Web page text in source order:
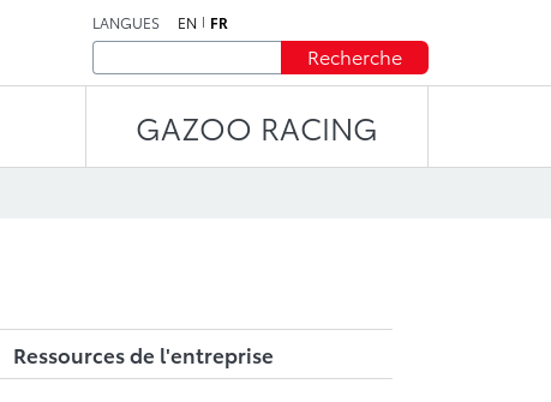
LANGUES EN FR
Recherche
GAZOO RACING
Ressources de l'entreprise